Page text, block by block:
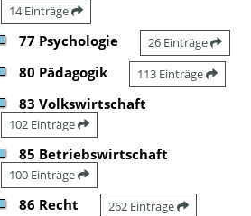
14 Einträge
77 Psychologie 26 Einträge
80 Pädagogik 113 Einträge
83 Volkswirtschaft
102 Einträge
85 Betriebswirtschaft
100 Einträge
86 Recht 262 Einträge